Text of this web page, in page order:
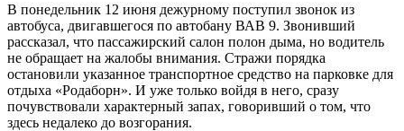
В понедельник 12 июня дежурному поступил звонок из
автобуса, двигавшегося по автобану ВАВ 9. Звонивший
рассказал, что пассажирский салон полон дыма, но водитель
не обращает на жалобы внимания. Стражи порядка
остановили указанное транспортное средство на парковке для
отдыха «Родаборн». И уже только войдя в него, сразу
почувствовали характерный запах, говоривший о том, что
здесь недалеко до возгорания.